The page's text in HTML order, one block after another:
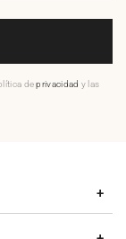
deprivacidad y las